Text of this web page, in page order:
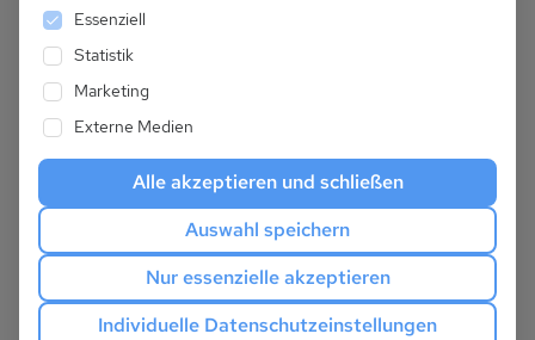
Es folgt eine Liste der Service-Gruppen, für die
Essenziell
Statistik
Marketing
Externe Medien
Alle akzeptieren und schließen
Auswahl speichern
Nur essenzielle akzeptieren
Individuelle Datenschutzeinstellungen